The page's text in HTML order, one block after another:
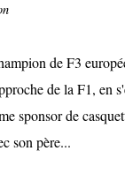
de F3
de la F1, en
sponsor de
son père...